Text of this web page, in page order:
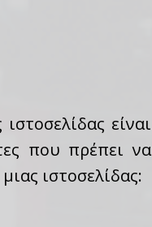
είναι
που πρέπει να
ιστοσελίδας: